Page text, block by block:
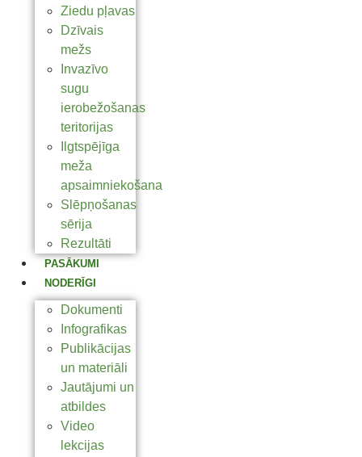
Ziedu pļavas
Dzīvais
mežs
Invazīvo
sugu
ierobežošanas
teritorijas
Ilgtspējīga
meža
apsaimniekošana
Slēpņošanas
sērija
Rezultāti
PASĀKUMI
NODERĪGI
Dokumenti
Infografikas
Publikācijas
un materiāli
Jautājumi un
atbildes
Video
lekcijas